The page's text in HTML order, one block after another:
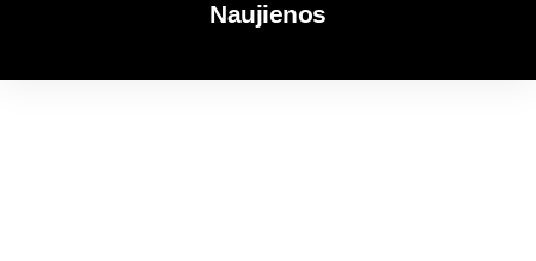
Naujienos